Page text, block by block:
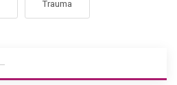
Trauma